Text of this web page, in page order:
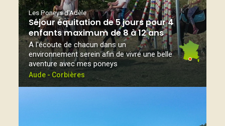
Les Poneys d'Adèle
Séjour équitation de 5 jours pour 4
enfants maximum de 8 à 12 ans
A l'écoute de chacun dans un
environnement serein afin de vivre une belle
aventure avec mes poneys
Aude - Corbières